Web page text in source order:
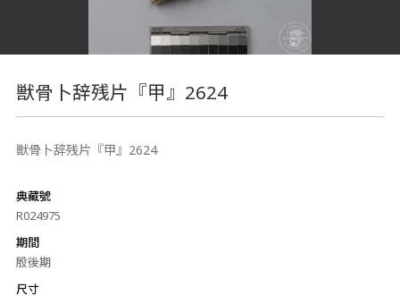
獣骨卜辞残片『甲』2624
獣骨卜辞残片『甲』2624
典藏號
R024975
期間
殷後期
尺寸